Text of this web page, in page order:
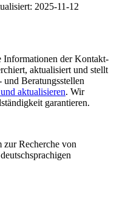
2025-11-12
Informationen der Kontakt-
aktualisiert und stellt
Beratungsstellen
aktualisieren. Wir
garantieren.
zur Recherche von